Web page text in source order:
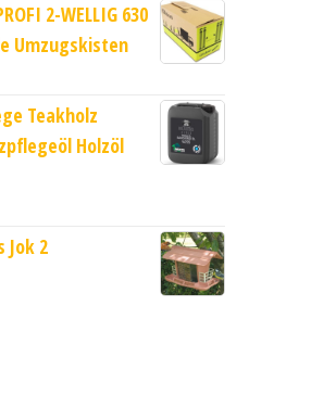
2-WELLIG 630
Umzugskisten
Teakholz
Holzöl
Jok 2